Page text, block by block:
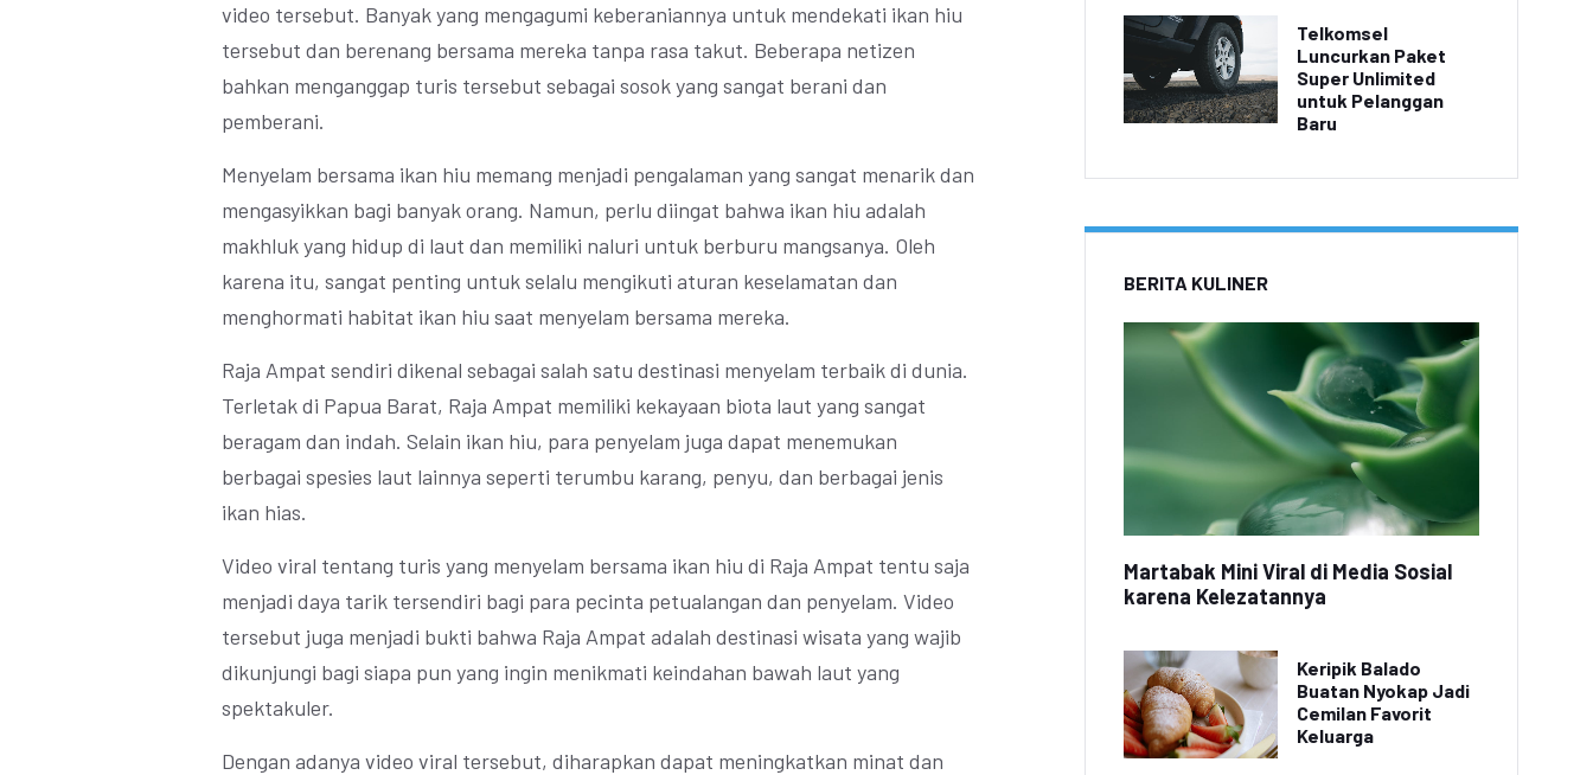
video tersebut. Banyak yang mengagumi keberaniannya untuk mendekati ikan hiu
tersebut dan berenang bersama mereka tanpa rasa takut. Beberapa netizen
bahkan menganggap turis tersebut sebagai sosok yang sangat berani dan
pemberani.
Menyelam bersama ikan hiu memang menjadi pengalaman yang sangat menarik dan
mengasyikkan bagi banyak orang. Namun, perlu diingat bahwa ikan hiu adalah
makhluk yang hidup di laut dan memiliki naluri untuk berburu mangsanya. Oleh
karena itu, sangat penting untuk selalu mengikuti aturan keselamatan dan
menghormati habitat ikan hiu saat menyelam bersama mereka.
Raja Ampat sendiri dikenal sebagai salah satu destinasi menyelam terbaik di dunia.
Terletak di Papua Barat, Raja Ampat memiliki kekayaan biota laut yang sangat
beragam dan indah. Selain ikan hiu, para penyelam juga dapat menemukan
berbagai spesies laut lainnya seperti terumbu karang, penyu, dan berbagai jenis
ikan hias.
Video viral tentang turis yang menyelam bersama ikan hiu di Raja Ampat tentu saja
menjadi daya tarik tersendiri bagi para pecinta petualangan dan penyelam. Video
tersebut juga menjadi bukti bahwa Raja Ampat adalah destinasi wisata yang wajib
dikunjungi bagi siapa pun yang ingin menikmati keindahan bawah laut yang
spektakuler.
Dengan adanya video viral tersebut, diharapkan dapat meningkatkan minat dan
Telkomsel
Luncurkan Paket
Super Unlimited
untuk Pelanggan
Baru
BERITA KULINER
Martabak Mini Viral di Media Sosial
karena Kelezatannya
Keripik Balado
Buatan Nyokap Jadi
Cemilan Favorit
Keluarga